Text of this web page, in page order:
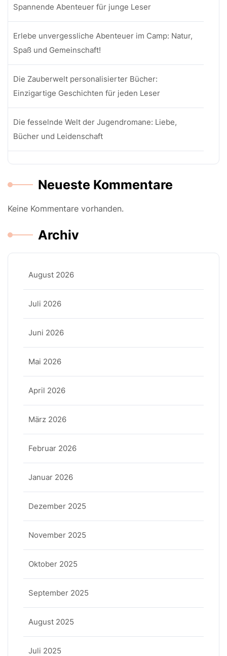
Spannende Abenteuer für junge Leser
Erlebe unvergessliche Abenteuer im Camp: Natur,
Spaß und Gemeinschaft!
Die Zauberwelt personalisierter Bücher:
Einzigartige Geschichten für jeden Leser
Die fesselnde Welt der Jugendromane: Liebe,
Bücher und Leidenschaft
Neueste Kommentare
Keine Kommentare vorhanden.
Archiv
August 2026
Juli 2026
Juni 2026
Mai 2026
April 2026
März 2026
Februar 2026
Januar 2026
Dezember 2025
November 2025
Oktober 2025
September 2025
August 2025
Juli 2025